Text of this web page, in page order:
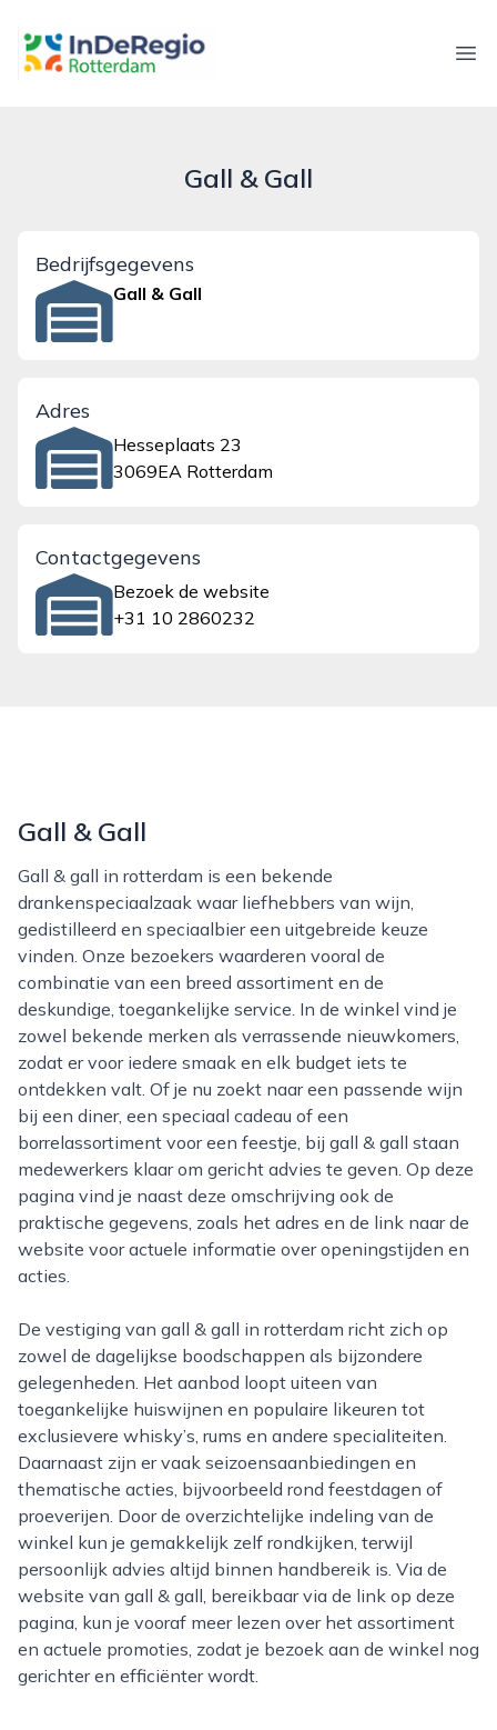
inderegiorotterdam.nl
Gall & Gall
Bedrijfsgegevens
Gall & Gall
Adres
Hesseplaats 23
3069EA Rotterdam
Contactgegevens
Bezoek de website
+31 10 2860232
Gall & Gall
Gall & gall in rotterdam is een bekende
drankenspeciaalzaak waar liefhebbers van wijn,
gedistilleerd en speciaalbier een uitgebreide keuze
vinden. Onze bezoekers waarderen vooral de
combinatie van een breed assortiment en de
deskundige, toegankelijke service. In de winkel vind je
zowel bekende merken als verrassende nieuwkomers,
zodat er voor iedere smaak en elk budget iets te
ontdekken valt. Of je nu zoekt naar een passende wijn
bij een diner, een speciaal cadeau of een
borrelassortiment voor een feestje, bij gall & gall staan
medewerkers klaar om gericht advies te geven. Op deze
pagina vind je naast deze omschrijving ook de
praktische gegevens, zoals het adres en de link naar de
website voor actuele informatie over openingstijden en
acties.
De vestiging van gall & gall in rotterdam richt zich op
zowel de dagelijkse boodschappen als bijzondere
gelegenheden. Het aanbod loopt uiteen van
toegankelijke huiswijnen en populaire likeuren tot
exclusievere whisky’s, rums en andere specialiteiten.
Daarnaast zijn er vaak seizoensaanbiedingen en
thematische acties, bijvoorbeeld rond feestdagen of
proeverijen. Door de overzichtelijke indeling van de
winkel kun je gemakkelijk zelf rondkijken, terwijl
persoonlijk advies altijd binnen handbereik is. Via de
website van gall & gall, bereikbaar via de link op deze
pagina, kun je vooraf meer lezen over het assortiment
en actuele promoties, zodat je bezoek aan de winkel nog
gerichter en efficiënter wordt.